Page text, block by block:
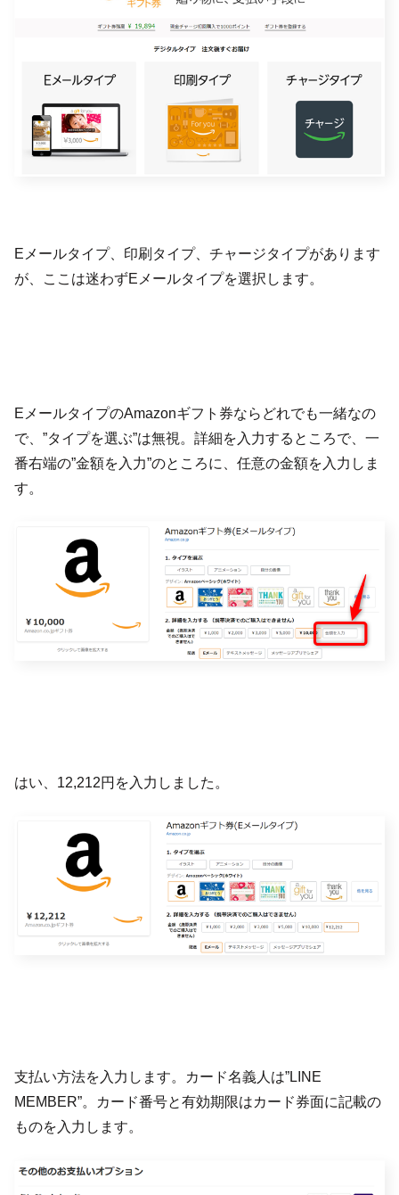
Eメールタイプ、印刷タイプ、チャージタイプがあります
が、ここは迷わずEメールタイプを選択します。
EメールタイプのAmazonギフト券ならどれでも一緒なの
で、”タイプを選ぶ”は無視。詳細を入力するところで、一
番右端の”金額を入力”のところに、任意の金額を入力しま
す。
はい、12,212円を入力しました。
支払い方法を入力します。カード名義人は”LINE
MEMBER”。カード番号と有効期限はカード券面に記載の
ものを入力します。